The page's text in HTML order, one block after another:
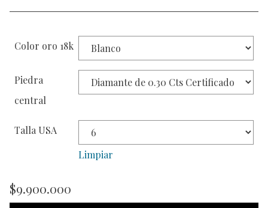
Color oro 18k
Piedra
central
Talla USA
Limpiar
$9.900.000